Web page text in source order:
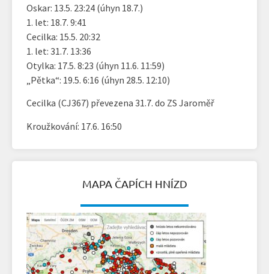
Oskar: 13.5. 23:24 (úhyn 18.7.)
1. let: 18.7. 9:41
Cecilka: 15.5. 20:32
1. let: 31.7. 13:36
Otylka: 17.5. 8:23 (úhyn 11.6. 11:59)
„Pětka“: 19.5. 6:16 (úhyn 28.5. 12:10)
Cecilka (CJ367) převezena 31.7. do ZS Jaroměř
Kroužkování: 17.6. 16:50
MAPA ČAPÍCH HNÍZD